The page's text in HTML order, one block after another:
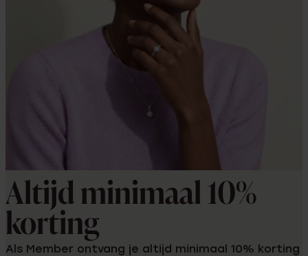
Altijd minimaal 10%
korting
Als Member ontvang je altijd minimaal 10% korting